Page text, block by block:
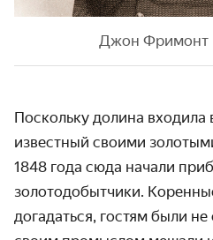
Джон Фримонт
Поскольку долина входила
известный своими
1848 года сюда начали
золото­добытчики.
догадаться, гостям были